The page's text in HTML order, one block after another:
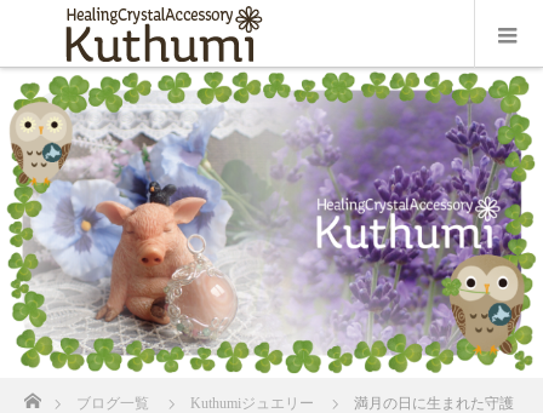
ブログ一覧 Kuthumiジュエリー
満月の日に生まれた守護